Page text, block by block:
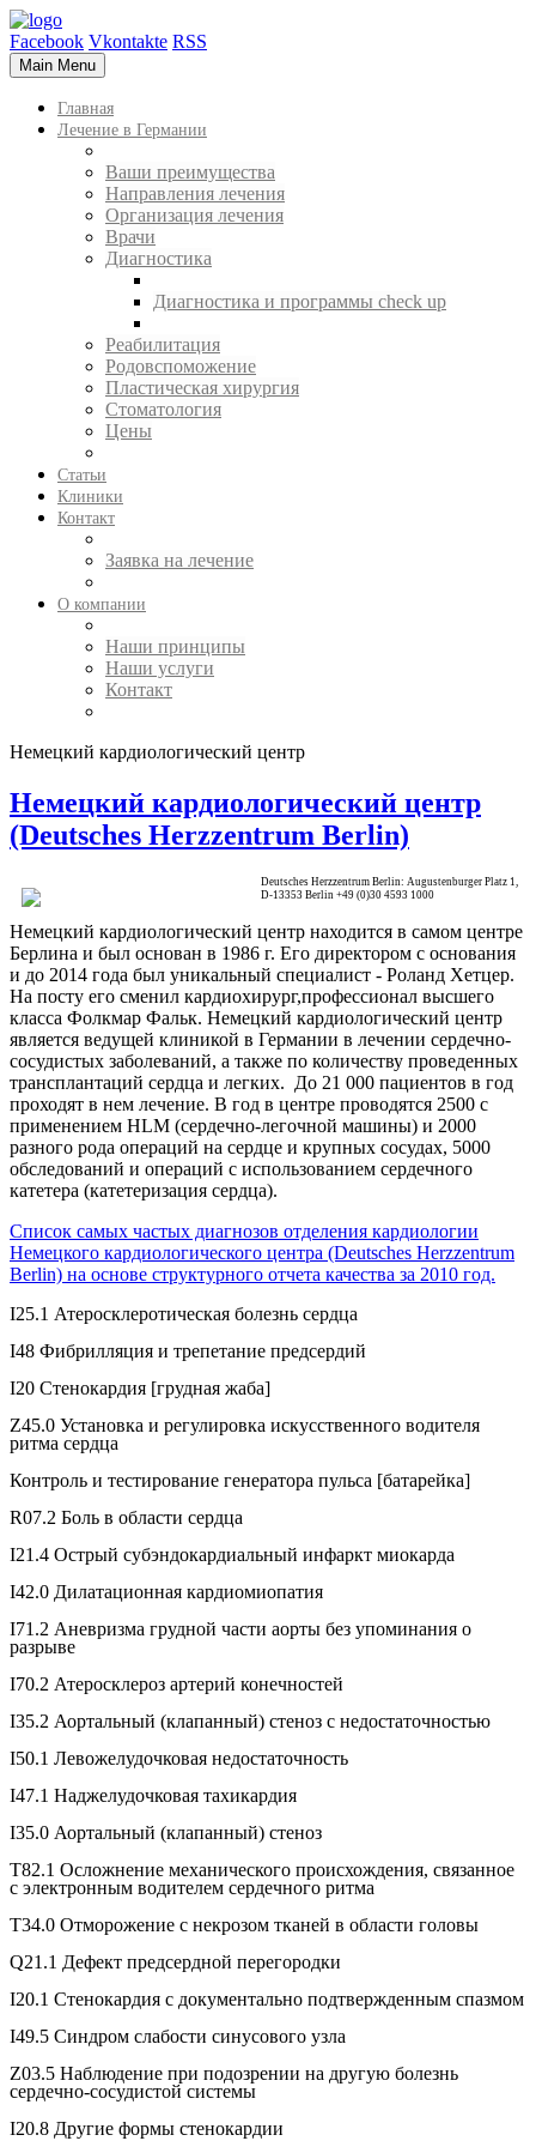
Facebook Vkontakte RSS
Main Menu
Главная
Лечение в Германии
Ваши преимущества
Направления лечения
Организация лечения
Врачи
Диагностика
Диагностика и программы check up
Реабилитация
Родовспоможение
Пластическая хирургия
Стоматология
Цены
Статьи
Клиники
Контакт
Заявка на лечение
О компании
Наши принципы
Наши услуги
Контакт
Немецкий кардиологический центр
Немецкий кардиологический центр
(Deutsches Herzzentrum Berlin)
Deutsches Herzzentrum Berlin: Augustenburger Platz 1,
D-13353 Berlin +49 (0)30 4593 1000
Немецкий кардиологический центр находится в самом центре
Берлина и был основан в 1986 г. Его директором с основания
и до 2014 года был уникальный специалист - Роланд Хетцер.
На посту его сменил кардиохирург,профессионал высшего
класса Фолкмар Фальк. Немецкий кардиологический центр
является ведущей клиникой в Германии в лечении сердечно-
сосудистых заболеваний, а также по количеству проведенных
трансплантаций сердца и легких. До 21 000 пациентов в год
проходят в нем лечение. В год в центре проводятся 2500 с
применением HLM (сердечно-легочной машины) и 2000
разного рода операций на сердце и крупных сосудах, 5000
обследований и операций с использованием сердечного
катетера (катетеризация сердца).
Список самых частых диагнозов отделения кардиологии
Немецкого кардиологического центра (Deutsches Herzzentrum
Berlin) на основе структурного отчета качества за 2010 год.
I25.1 Атеросклеротическая болезнь сердца
I48 Фибрилляция и трепетание предсердий
I20 Стенокардия [грудная жаба]
Z45.0 Установка и регулировка искусственного водителя
ритма сердца
Контроль и тестирование генератора пульса [батарейка]
R07.2 Боль в области сердца
I21.4 Острый субэндокардиальный инфаркт миокарда
I42.0 Дилатационная кардиомиопатия
I71.2 Аневризма грудной части аорты без упоминания о
разрыве
I70.2 Атеросклероз артерий конечностей
I35.2 Аортальный (клапанный) стеноз с недостаточностью
I50.1 Левожелудочковая недостаточность
I47.1 Наджелудочковая тахикардия
I35.0 Аортальный (клапанный) стеноз
T82.1 Осложнение механического происхождения, связанное
с электронным водителем сердечного ритма
T34.0 Отморожение с некрозом тканей в области головы
Q21.1 Дефект предсердной перегородки
I20.1 Стенокардия с документально подтвержденным спазмом
I49.5 Синдром слабости синусового узла
Z03.5 Наблюдение при подозрении на другую болезнь
сердечно-сосудистой системы
I20.8 Другие формы стенокардии